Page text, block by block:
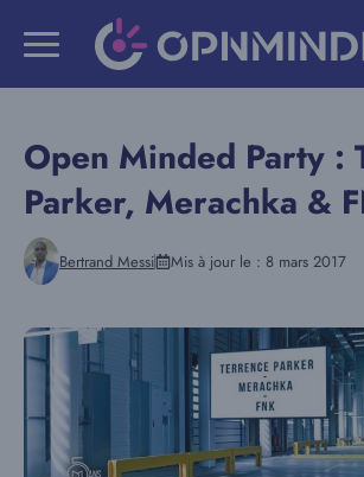
Open Minded Party :
Parker, Merachka &
Bertrand Messi Mis à jour le : 8 mars 2017